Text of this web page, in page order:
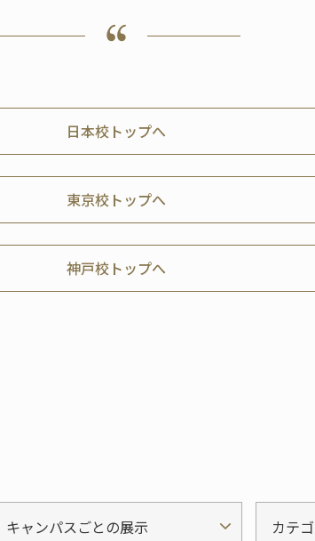
日本校トップへ
東京校トップへ
神戸校トップへ
キャンパスごとの展示 カテ